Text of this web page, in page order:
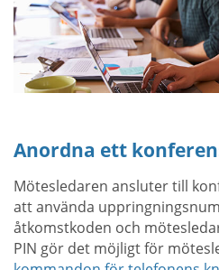
Anordna ett
Mötesledaren ansluter till
att använda
åtkomstkoden och
PIN gör det möjligt för